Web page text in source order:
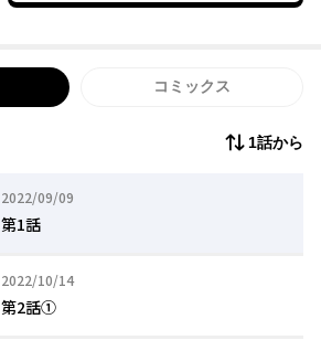
コミックス
1話から
2022/09/09
2022年09月09日
第1話
2022/10/14
2022年10月14日
第2話①